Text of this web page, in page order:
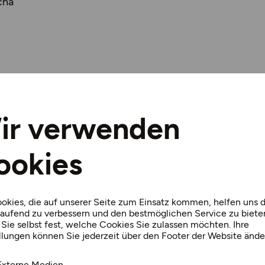
verwenden
die auf unserer Seite zum Einsatz kommen, helfen uns
zu verbessern und den bestmöglichen Service zu
selbst fest, welche Cookies Sie zulassen möchten. Ihre
können Sie jederzeit über den Footer der Website
Landesausstellung 2013 hat in der langjährigen
aus Sicht der Besucherströme eine sehr gute Position
Wein“ an den Standorten Asparn an der Zaya und
und Besucher über eine Ausstellungsdauer von 192
Als Exponat in einer Vitrine ist Brot
wenig von seiner Besonderheit preisgeben. Die
Lebensmittel: Es steht für unsere vom Ackerbau
Lebens, ist zentraler Bestandteil von Ritualen und
Kaufkraft.
Asparn wurde Brot in all seine wechselnden